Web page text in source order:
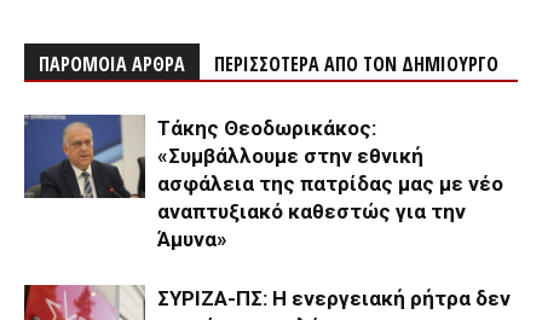
ΠΑΡΟΜΟΙΑ ΑΡΘΡΑ ΠΕΡΙΣΣΟΤΕΡΑ ΑΠΟ ΤΟΝ ΔΗΜΙΟΥΡΓΟ
Τάκης Θεοδωρικάκος:
«Συμβάλλουμε στην εθνική
ασφάλεια της πατρίδας μας με νέο
αναπτυξιακό καθεστώς για την
Άμυνα»
ΣΥΡΙΖΑ-ΠΣ: Η ενεργειακή ρήτρα δεν